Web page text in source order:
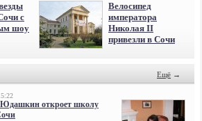
с
шоу
Велосипед
императора
Николая II
привезли в Сочи
Ещё →
откроет школу